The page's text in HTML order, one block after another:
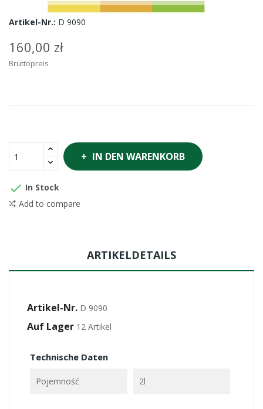
Artikel-Nr.: D 9090
160,00 zł
Bruttopreis
IN DEN WARENKORB
 In Stock
Add to compare
ARTIKELDETAILS
Artikel-Nr. D 9090
Auf Lager 12 Artikel
Technische Daten
Pojemność 2l